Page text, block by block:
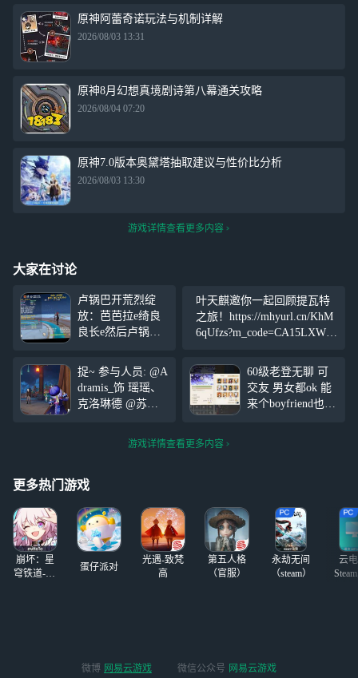
原神阿蕾奇诺玩法与机制详解
2026/08/03 13:31
原神8月幻想真境剧诗第八幕通关攻略
2026/08/04 07:20
原神7.0版本奥黛塔抽取建议与性价比分析
2026/08/03 13:30
游戏详情查看更多内容
大家在讨论
卢锅巴开荒烈绽
放：芭芭拉e绮良
良长e然后卢锅巴e
的了但是打不了一
点火史莱姆和骗骗
花，没有其他c
了，只希望小保底
叶天麒邀你一起回顾提瓦特
之旅！https://mhyurl.cn/KhM
6qUfzs?m_code=CA15LXWH
捉~ 参与人员: @A
dramis_饰 瑶瑶、
克洛琳德 @苏楠
七七、娜维娅 其
实就几张，还是周
克又去重拍了，事
是太慢了，根本卡
不到点，我对
60级老登无聊 可
交友 男女都ok 能
来个boyfriend也可
游戏详情查看更多内容
更多热门游戏
崩坏：星
穹铁道-4.4
蛋仔派对
光遇-致梵
高
第五人格
（官服）
永劫无间
（steam）
云
微博 网易云游戏 微信公众号 网易云游戏